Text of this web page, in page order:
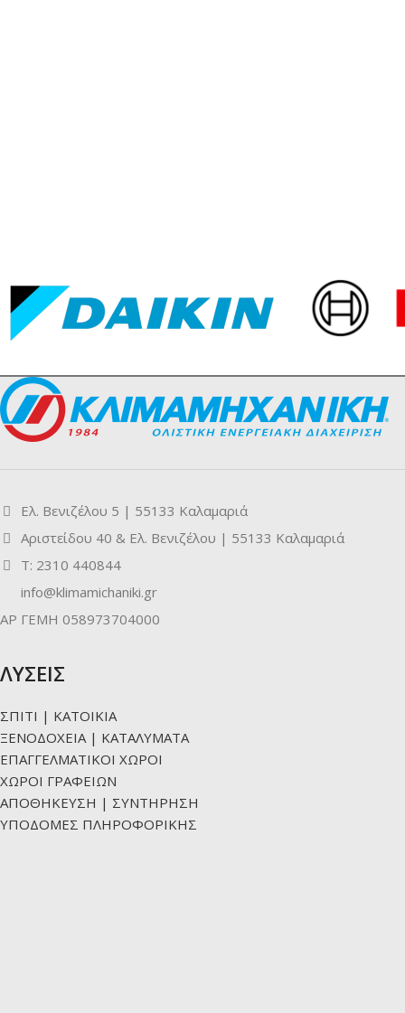
Ελ. Βενιζέλου 5 | 55133 Καλαμαριά
Αριστείδου 40 & Ελ. Βενιζέλου | 55133 Καλαμαριά
Τ: 2310 440844
info@klimamichaniki.gr
ΑΡ ΓΕΜΗ 058973704000
ΛΥΣΕΙΣ
ΣΠΙΤΙ | ΚΑΤΟΙΚΙΑ
ΞΕΝΟΔΟΧΕΙΑ | ΚΑΤΑΛΥΜΑΤΑ
ΕΠΑΓΓΕΛΜΑΤΙΚΟΙ ΧΩΡΟΙ
ΧΩΡΟΙ ΓΡΑΦΕΙΩΝ
ΑΠΟΘΗΚΕΥΣΗ | ΣΥΝΤΗΡΗΣΗ
ΥΠΟΔΟΜΕΣ ΠΛΗΡΟΦΟΡΙΚΗΣ